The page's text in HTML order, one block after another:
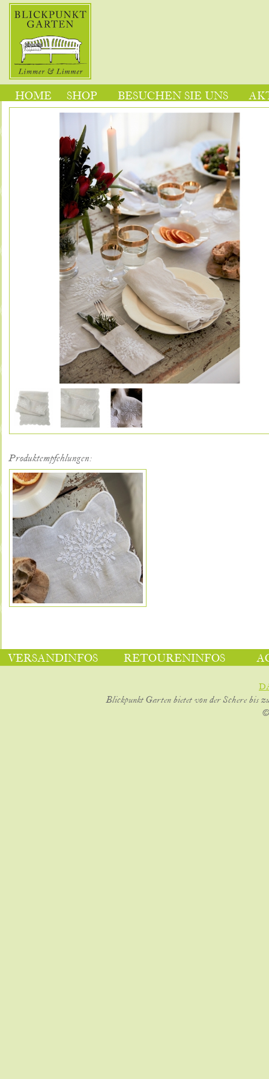
HOME SHOP BESUCHEN SIE UNS
Produktempfehlungen:
VERSANDINFOS RETOURENINFOS
Blickpunkt Garten bietet von der Schere bis